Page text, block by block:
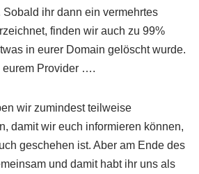
ihr dann ein vermehrtes
finden wir auch zu 99%
in eurer Domain gelöscht wurde.
eurem Provider ….
wir zumindest teilweise
damit wir euch informieren können,
geschehen ist. Aber am Ende des
und damit habt ihr uns als